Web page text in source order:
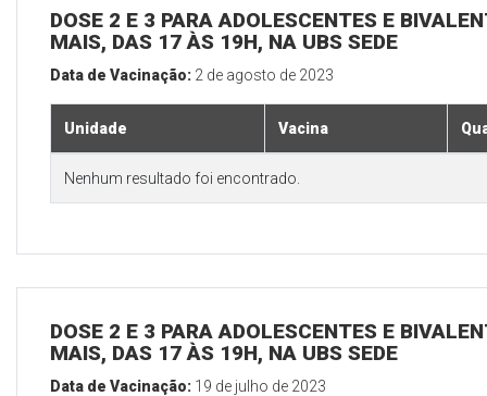
DOSE 2 E 3 PARA ADOLESCENTES E
MAIS, DAS 17 ÀS 19H, NA UBS SEDE
Data de Vacinação: 2 de agosto de 2023
Unidade Vacina
Nenhum resultado foi encontrado.
DOSE 2 E 3 PARA ADOLESCENTES E
MAIS, DAS 17 ÀS 19H, NA UBS SEDE
Data de Vacinação: 19 de julho de 2023